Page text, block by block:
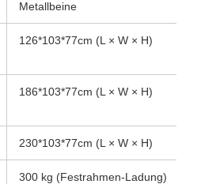
Metallbeine
126*103*77cm (L × W × H)
186*103*77cm (L × W × H)
230*103*77cm (L × W × H)
300 kg (Festrahmen-Ladung)